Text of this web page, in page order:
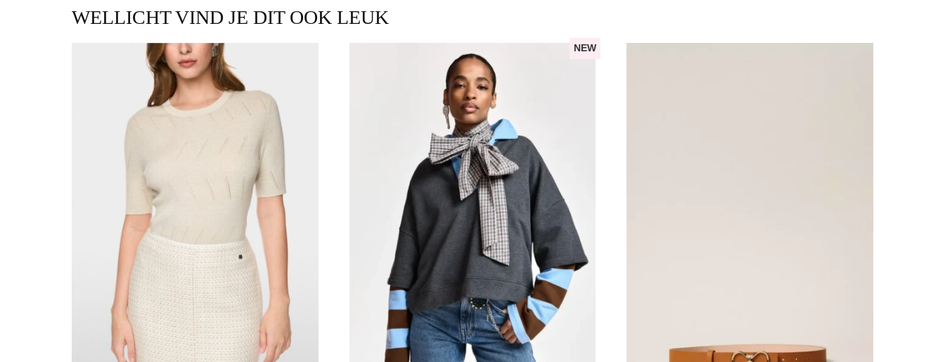
WELLICHT VIND JE DIT OOK LEUK
NEW